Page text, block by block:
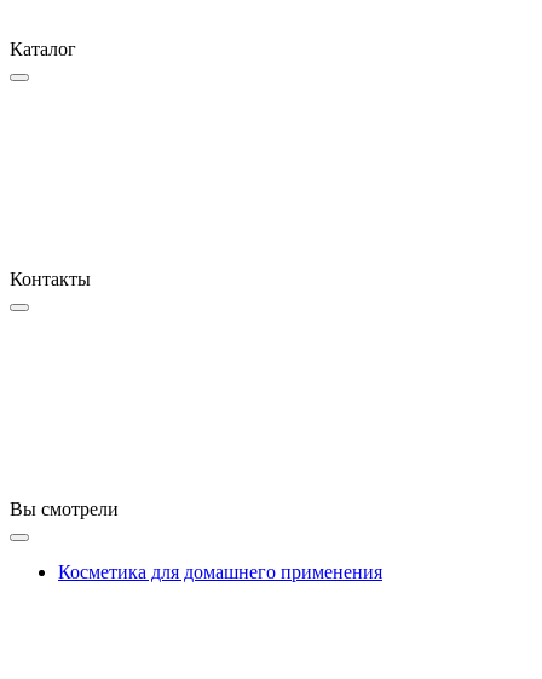
Каталог
Контакты
Вы смотрели
Косметика для домашнего применения